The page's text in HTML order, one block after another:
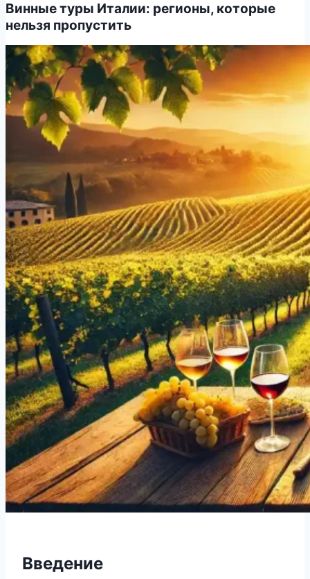
Винные туры Италии: регионы, которые
нельзя пропустить
Введение